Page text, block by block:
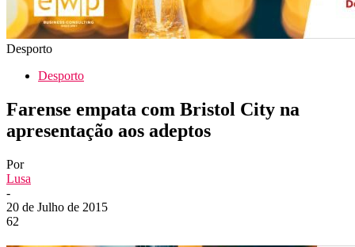
Desporto
Desporto
Farense empata com Bristol City na
apresentação aos adeptos
Por
Lusa
-
20 de Julho de 2015
62